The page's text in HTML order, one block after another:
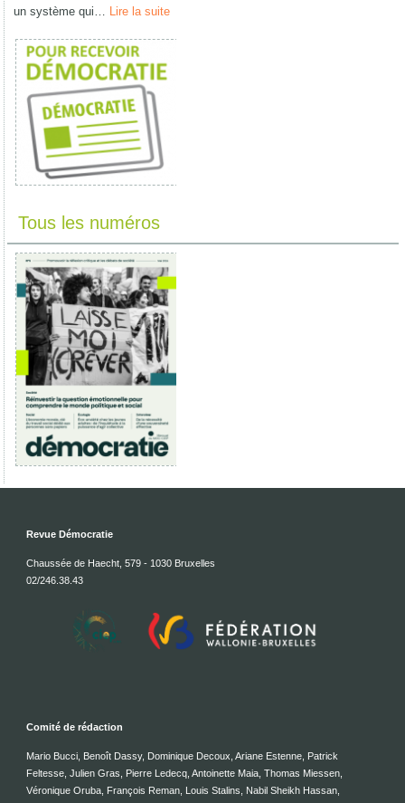
un système qui… Lire la suite
Tous les numéros
Revue Démocratie
Chaussée de Haecht, 579 - 1030 Bruxelles
02/246.38.43
Comité de rédaction
Mario Bucci, Benoît Dassy, Dominique Decoux, Ariane Estenne, Patrick
Feltesse, Julien Gras, Pierre Ledecq, Antoinette Maia, Thomas Miessen,
Véronique Oruba, François Reman, Louis Stalins, Nabil Sheikh Hassan,